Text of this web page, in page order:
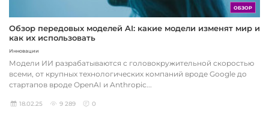
ОБЗОР
Обзор передовых моделей AI: какие модели изменят мир и
как их использовать
Инновации
Модели ИИ разрабатываются с головокружительной скоростью
всеми, от крупных технологических компаний вроде Google до
стартапов вроде OpenAI и Anthropic...
18.02.25 9 289 0